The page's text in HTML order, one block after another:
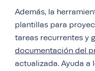
Además, la
plantillas para
tareas recurrentes y
documentación del
actualizada. Ayuda a